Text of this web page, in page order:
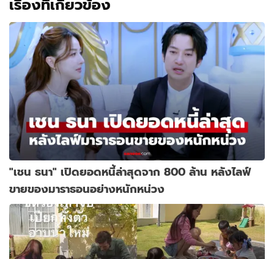
เรื่องที่เกี่ยวข้อง
"เชน ธนา" เปิดยอดหนี้ล่าสุดจาก 800 ล้าน หลังไลฟ์
ขายของมาราธอนอย่างหนักหน่วง